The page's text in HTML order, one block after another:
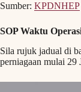
Sumber: KPDNHEP
SOP Waktu
Sila rujuk jadual di
perniagaan mulai 29